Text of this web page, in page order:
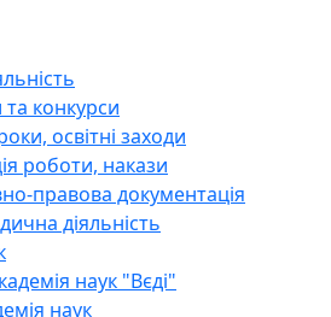
та конкурси
освітні заходи
роботи, накази
правова документація
діяльність
наук "Вєді"
наук